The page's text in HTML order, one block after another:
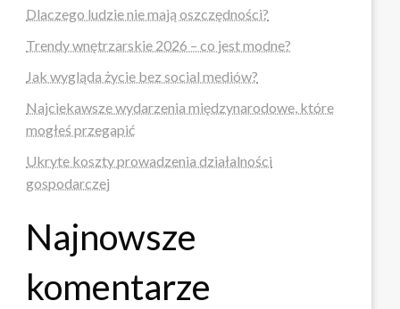
Dlaczego ludzie nie mają oszczędności?
Trendy wnętrzarskie 2026 – co jest modne?
Jak wygląda życie bez social mediów?
Najciekawsze wydarzenia międzynarodowe, które
mogłeś przegapić
Ukryte koszty prowadzenia działalności
gospodarczej
Najnowsze
komentarze